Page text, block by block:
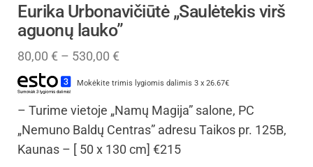
Eurika Urbonavičiūtė „Saulėtekis virš
aguonų lauko”
80,00 € – 530,00 €
Mokėkite trimis lygiomis dalimis 3 x 26.67€
– Turime vietoje „Namų Magija” salone, PC
„Nemuno Baldų Centras” adresu Taikos pr. 125B,
Kaunas – [ 50 x 130 cm] €215